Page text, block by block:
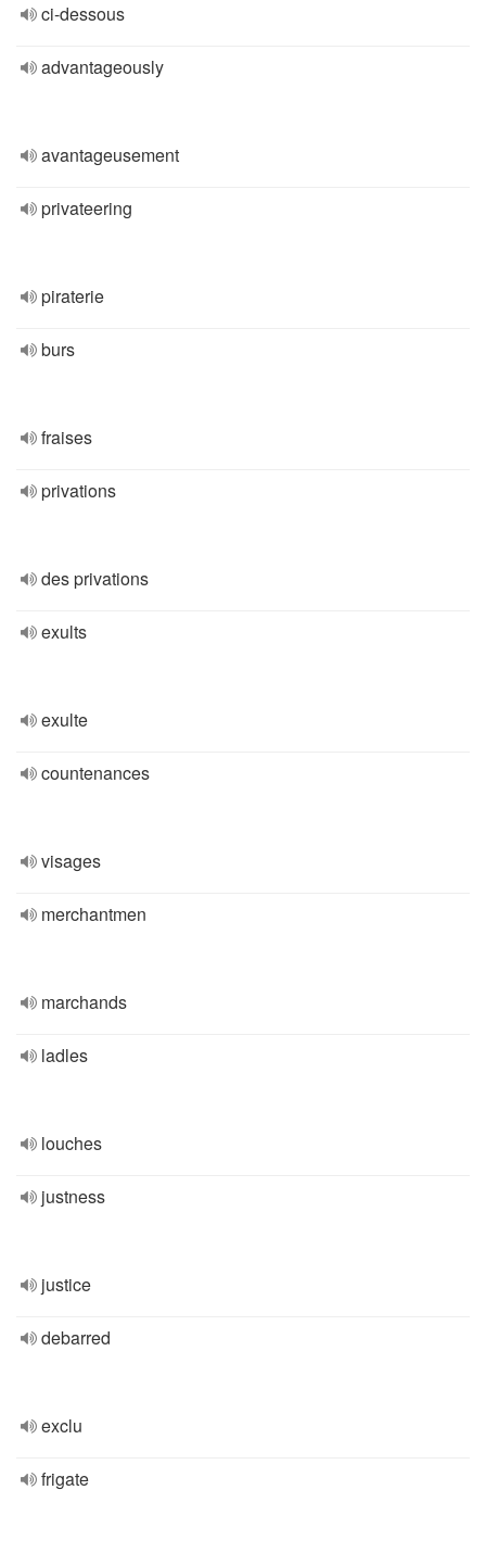
ci-dessous
advantageously
avantageusement
privateering
piraterie
burs
fraises
privations
des privations
exults
exulte
countenances
visages
merchantmen
marchands
ladles
louches
justness
justice
debarred
exclu
frigate